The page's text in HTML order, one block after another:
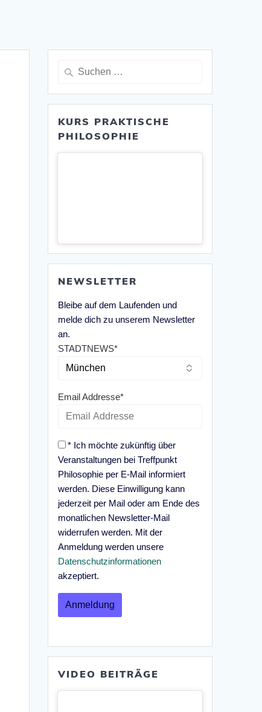
Suche
KURS PRAKTISCHE
PHILOSOPHIE
NEWSLETTER
Bleibe auf dem Laufenden und
melde dich zu unserem Newsletter
an.
STADTNEWS*
Email Addresse*
* Ich möchte zukünftig über
Veranstaltungen bei Treffpunkt
Philosophie per E-Mail informiert
werden. Diese Einwilligung kann
jederzeit per Mail oder am Ende des
monatlichen Newsletter-Mail
widerrufen werden. Mit der
Anmeldung werden unsere
Datenschutzinformationen
akzeptiert.
VIDEO BEITRÄGE